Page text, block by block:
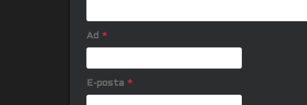
Ad *
E-posta *